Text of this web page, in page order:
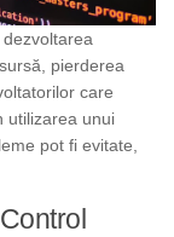
pierderea
care
utilizarea unui
pot fi evitate,